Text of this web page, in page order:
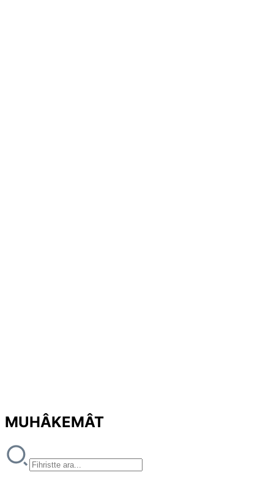
MUHÂKEMÂT